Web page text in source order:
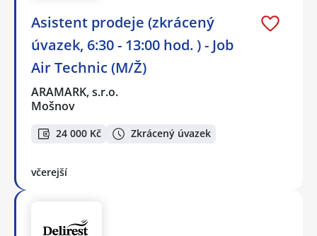
Asistent prodeje (zkrácený
úvazek, 6:30 - 13:00 hod. ) - Job
Air Technic (M/Ž)
ARAMARK, s.r.o.
Mošnov
24 000 Kč Zkrácený úvazek
včerejší